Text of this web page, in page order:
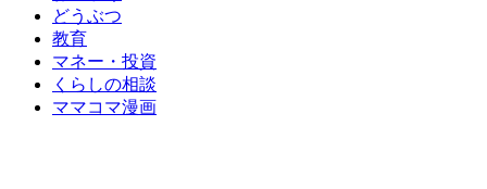
どうぶつ
教育
マネー・投資
くらしの相談
ママコマ漫画